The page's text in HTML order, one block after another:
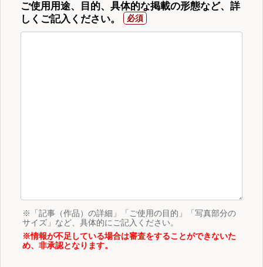
ご使用用途、目的、具体的な掲載の形態など、詳
しくご記入ください。
※「記事（作品）の詳細」「ご使用の目的」「写真部分の
サイズ」など、具体的にご記入ください。
※情報が不足している場合は審査をすることができないた
め、非承認となります。